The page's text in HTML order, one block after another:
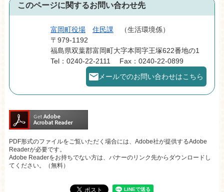
このページに関するお問い合わせ先
富岡町役場 住民課
生活環境係
〒979-1192
福島県双葉郡富岡町大字本岡字王塚622番地の1
Tel：0240-22-2111
Fax：0240-22-0899
メールでのお問い合わせはこちら
PDF形式のファイルをご覧いただく場合には、Adobe社が提供するAdobe
Readerが必要です。
Adobe Readerをお持ちでない方は、バナーのリンク先からダウンロードし
てください。（無料）